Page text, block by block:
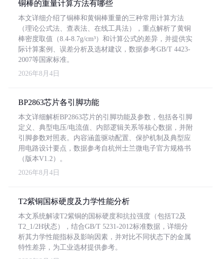
铜棒的重量计算方法有哪些
本文详细介绍了铜棒和黄铜棒重量的三种常用计算方法
（理论公式法、查表法、在线工具法），重点解析了黄铜
棒密度取值（8.4-8.7g/cm³）和计算公式的差异，并提供实
际计算案例、误差分析及选材建议，数据参考GB/T 4423-
2007等国家标准。
2026年8月4日
BP2863芯片各引脚功能
本文详细解析BP2863芯片的引脚功能及参数，包括各引脚
定义、典型电压/电流值、内部逻辑关系等核心数据，并附
引脚参数对照表。内容涵盖驱动配置、保护机制及典型应
用电路设计要点，数据参考自杭州士兰微电子官方规格书
（版本V1.2）。
2026年8月4日
T2紫铜国标硬度及力学性能分析
本文系统解读T2紫铜的国标硬度和抗拉强度（包括T2及
T2_1/2H状态），结合GB/T 5231-2012标准数据，详细分
析其力学性能指标及影响因素，并对比不同状态下的金属
特性差异，为工业选材提供参考。